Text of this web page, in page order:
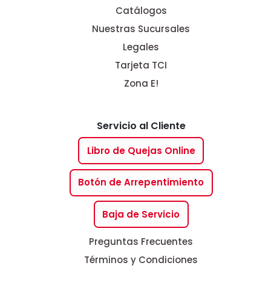
Catálogos
Nuestras Sucursales
Legales
Tarjeta TCI
Zona E!
Servicio al Cliente
Libro de Quejas Online
Botón de Arrepentimiento
Baja de Servicio
Preguntas Frecuentes
Términos y Condiciones